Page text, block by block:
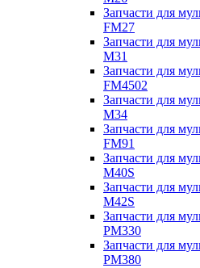
Запчасти для
FM27
Запчасти для
M31
Запчасти для
FM4502
Запчасти для
M34
Запчасти для
FM91
Запчасти для
M40S
Запчасти для
M42S
Запчасти для
PM330
Запчасти для
PM380